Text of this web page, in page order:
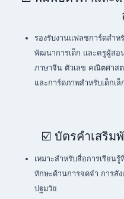
รองรับงานแฟลชการ์ดสำห
พัฒนาการเด็ก และครูผู้สอ
ภาษาจีน ตัวเลข คณิตศาส
และการ์ดภาพสำหรับเด็กเล็
☑️ บัตรคำเสริม
เหมาะสำหรับสื่อการเรียน
ทักษะด้านการจดจำ การสัง
ปฐมวัย